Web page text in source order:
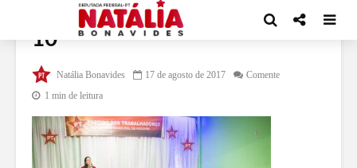
10
Natália Bonavides 17 de agosto de 2017
Comente
1 min de leitura